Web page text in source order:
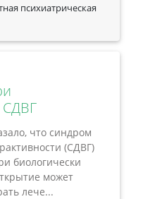
психиатрическая
СДВГ
что синдром
(СДВГ)
биологически
может
лече...